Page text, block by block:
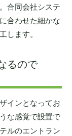
合同会社システ
合わせた細かな
します。
るので
インとなってお
な感覚で設置で
ルのエントラン